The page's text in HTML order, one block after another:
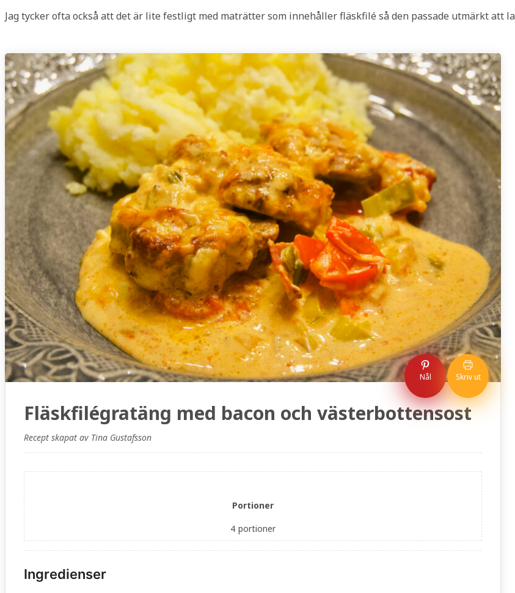
Jag tycker ofta också att det är lite festligt med maträtter som innehåller fläskfilé så den passade utmärkt att
Nål Skriv ut
Fläskfilégratäng med bacon och västerbottensost
Recept skapat av Tina Gustafsson
Portioner
4 portioner
Ingredienser